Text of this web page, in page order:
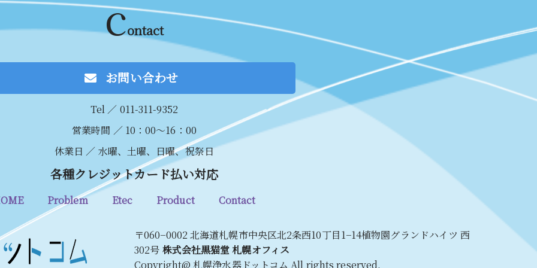
contact
お問い合わせ
Tel ／ 011-311-9352
営業時間 ／ 10：00～16：00
休業日 ／ 水曜、土曜、日曜、祝祭日
各種クレジットカード払い対応
Problem Etec Product Contact
〒060−0002 北海道札幌市中央区北2条西10丁目1−14植物園グランドハイツ 西
302号 株式会社黒猫堂 札幌オフィス
Copyright@ 札幌浄水器ドットコム All rights reserved.